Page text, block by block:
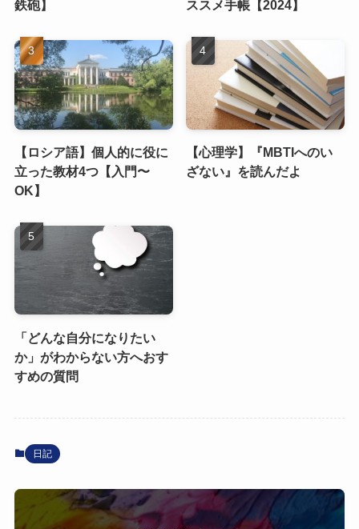
鉄砲】 ススメ手帳【2024】
【ロシア語】個人的に役に
立った教材4つ【入門〜
OK】
【心理学】『MBTIへのい
ざない』を読んだよ
「どんな自分になりたい
か」がわからない方へおす
すめの質問
日記